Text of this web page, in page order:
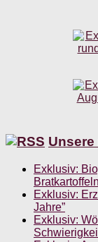
Exklusiv:
Exklusiv:
Jahre”
Exklusiv: